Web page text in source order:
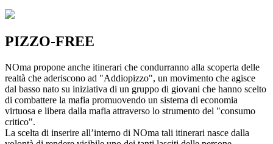
PIZZO-FREE
NOma propone anche itinerari che condurranno alla scoperta delle
realtà che aderiscono ad "Addiopizzo", un movimento che agisce
dal basso nato su iniziativa di un gruppo di giovani che hanno scelto
di combattere la mafia promuovendo un sistema di economia
virtuosa e libera dalla mafia attraverso lo strumento del "consumo
critico".
La scelta di inserire all’interno di NOma tali itinerari nasce dalla